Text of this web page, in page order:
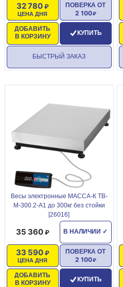
ЦЕНА ДНЯ
32 780
ДОБАВИТЬ
В КОРЗИНУ
ПОВЕРКА ОТ
2 100
КУПИТЬ
БЫСТРЫЙ ЗАКАЗ
Весы электронные МАССА-К ТВ-
М-300.2-А1 до 300кг без стойки
[26016]
В НАЛИЧИИ ✓
35 360
ЦЕНА ДНЯ
33 590
ДОБАВИТЬ
В КОРЗИНУ
ПОВЕРКА ОТ
2 100
КУПИТЬ